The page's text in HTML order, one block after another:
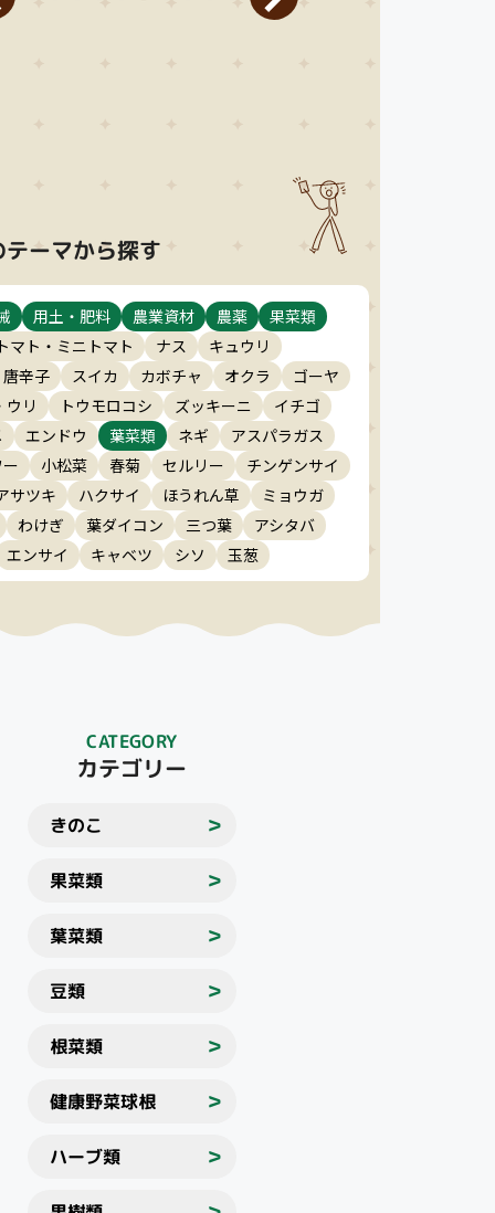
ーマから探す
用土・肥料 農業資材 農薬
果菜類
マト・ミニトマト
ナス
キュウリ
辛子
スイカ カボチャ オクラ
ゴーヤ
ウリ
トウモロコシ ズッキーニ
イチゴ
エンドウ 葉菜類 ネギ
アスパラガス
小松菜 春菊 セルリー
チンゲンサイ
サツキ
ハクサイ ほうれん草
ミョウガ
わけぎ
葉ダイコン 三つ葉
アシタバ
エンサイ
キャベツ シソ 玉葱
CATEGORY
カテゴリー
きのこ ＞
果菜類 ＞
葉菜類 ＞
豆類 ＞
根菜類 ＞
健康野菜球根 ＞
ハーブ類 ＞